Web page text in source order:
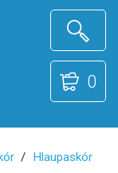
0
Hlaupaskór